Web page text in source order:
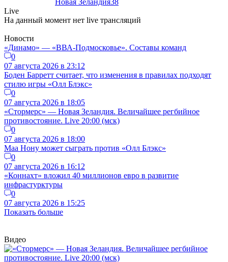
Новая Зеландия38
Live
На данный момент нет live трансляций
Новости
«Динамо» — «ВВА-Подмосковье». Составы команд
0
07 августа 2026 в 23:12
Боден Барретт считает, что изменения в правилах подходят
стилю игры «Олл Блэкс»
0
07 августа 2026 в 18:05
«Стормерс» — Новая Зеландия. Величайшее регбийное
противостояние. Live 20:00 (мск)
0
07 августа 2026 в 18:00
Маа Нону может сыграть против «Олл Блэкс»
0
07 августа 2026 в 16:12
«Коннахт» вложил 40 миллионов евро в развитие
инфрастурктуры
0
07 августа 2026 в 15:25
Показать больше
Видео